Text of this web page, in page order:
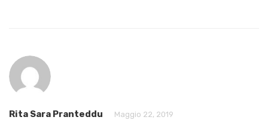
Rita Sara Pranteddu Maggio 22, 2019